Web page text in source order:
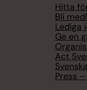
Hitta
Bli
Lediga
Ge en
Act
Press